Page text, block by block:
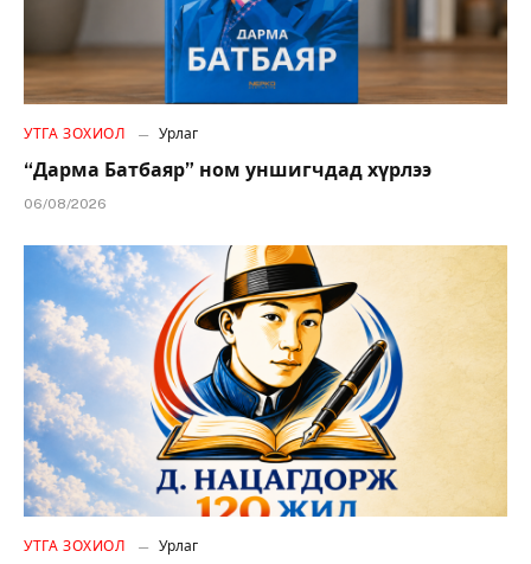
УТГА ЗОХИОЛ Урлаг
“Дарма Батбаяр” ном уншигчдад хүрлээ
06/08/2026
УТГА ЗОХИОЛ Урлаг